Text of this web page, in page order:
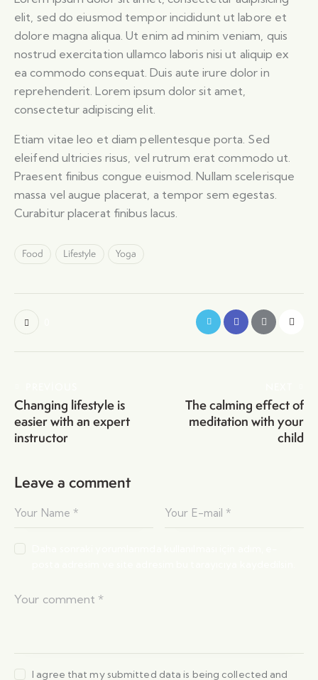
elit, sed do eiusmod tempor incididunt ut labore et
dolore magna aliqua. Ut enim ad minim veniam, quis
nostrud exercitation ullamco laboris nisi ut aliquip ex
ea commodo consequat. Duis aute irure dolor in
reprehenderit. Lorem ipsum dolor sit amet,
consectetur adipiscing elit.
Etiam vitae leo et diam pellentesque porta. Sed
eleifend ultricies risus, vel rutrum erat commodo ut.
Praesent finibus congue euismod. Nullam scelerisque
massa vel augue placerat, a tempor sem egestas.
Curabitur placerat finibus lacus.
Food Lifestyle Yoga
Changing lifestyle is
easier with an expert
instructor
The calming effect of
meditation with your
child
Leave a comment
I agree that my submitted data is being collected and